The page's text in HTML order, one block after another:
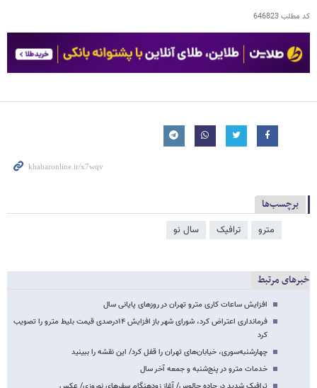
کد مطلب646823
برچسب‌ها
مترو ترافیک سال نو
خبرهای مرتبط
افزایش ساعات کاری مترو تهران در روزهای پایانی سال
فرمانداری اعتراض کرد، شورای شهر باز افزایش ۱۴درصدی قیمت بلیط مترو را تصویب
کرد
چهارشنبه‌سوری، خیابان‌های تهران را قفل کرد/ این نقشه را ببینید
خدمات مترو در پنج‌شنبه و جمعه آخر سال